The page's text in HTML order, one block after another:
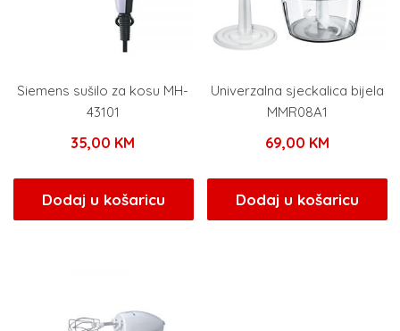
Siemens sušilo za kosu MH-
43101
35,00 KM
Dodaj u košaricu
Univerzalna sjeckalica bijela
MMR08A1
69,00 KM
Dodaj u košaricu